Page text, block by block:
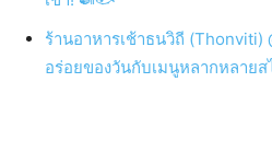
ร้านอาหารเช้าธนวิถี (Thonviti)
อร่อยของวันกับเมนูหลากหลาย